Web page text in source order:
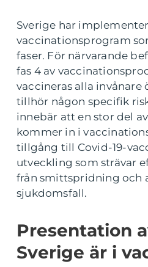
Sverige har
vaccinationsprogram
faser. För närvarande
fas 4 av
vaccineras alla invånare
tillhör någon specifik
innebär att en stor del
kommer in i
tillgång till Covid-19-
utveckling som strävar
från smittspridning och
sjukdomsfall.
Presentation
Sverige är i